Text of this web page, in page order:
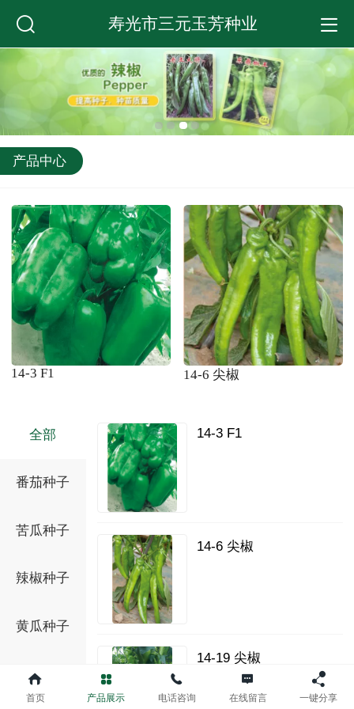
寿光市三元玉芳种业
产品中心
14-3 F1 14-6 尖椒
全部
番茄种子
苦瓜种子
辣椒种子
黄瓜种子
甜椒种子
14-3 F1
14-6 尖椒
14-19 尖椒
首页 产品展示 电话咨询 在线留言 一键分享